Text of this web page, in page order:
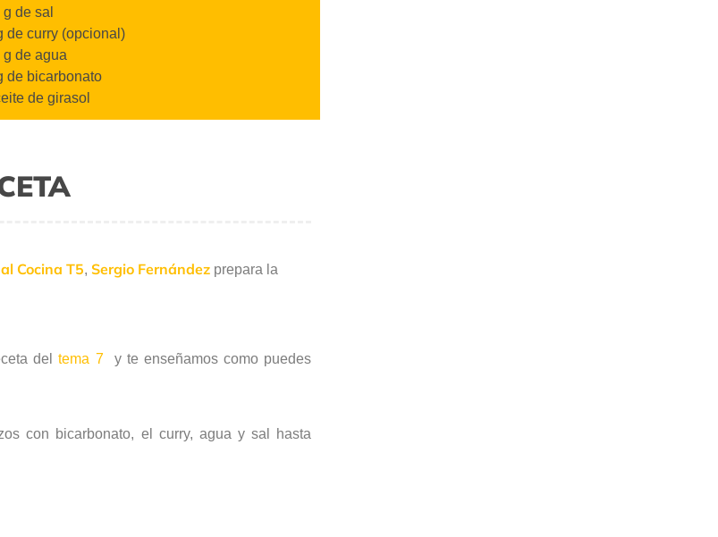
g de sal
de curry (opcional)
g de agua
de bicarbonato
de girasol
Cocina T5, Sergio Fernández prepara la
deltema 7y te enseñamos como puedes
con bicarbonato, el curry, agua y sal hasta